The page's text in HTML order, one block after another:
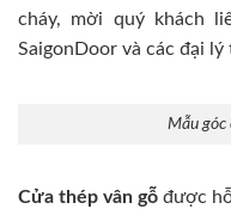
cháy, mời quý khách
SaigonDoor và các đại
Mẫu góc
Cửa thép vân gỗ được